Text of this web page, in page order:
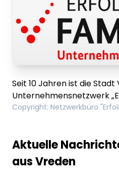
Seit 10 Jahren ist die
Unternehmensnetzwerk
Copyright: Netzwerkbüro
Aktuelle
aus Vreden
Lorem ipsum